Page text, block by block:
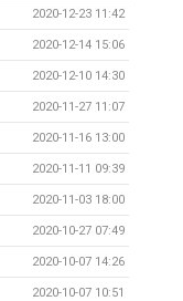
2020-12-23 11:42
2020-12-14 15:06
2020-12-10 14:30
2020-11-27 11:07
2020-11-16 13:00
2020-11-11 09:39
2020-11-03 18:00
2020-10-27 07:49
2020-10-07 14:26
2020-10-07 10:51